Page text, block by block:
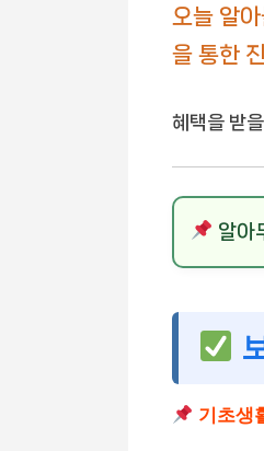
오늘 알
을 통한
혜택을 받
알아
기초생